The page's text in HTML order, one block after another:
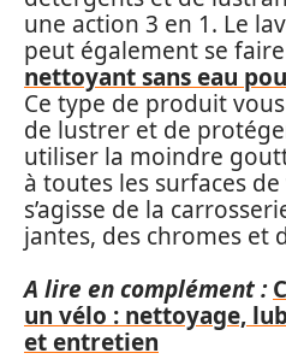
une action 3 en 1. Le
peut également se faire
nettoyant sans eau
Ce type de produit
de lustrer et de
utiliser la moindre
à toutes les surfaces
s’agisse de la
jantes, des chromes et
A lire en complément :
un vélo : nettoyage,
et entretien